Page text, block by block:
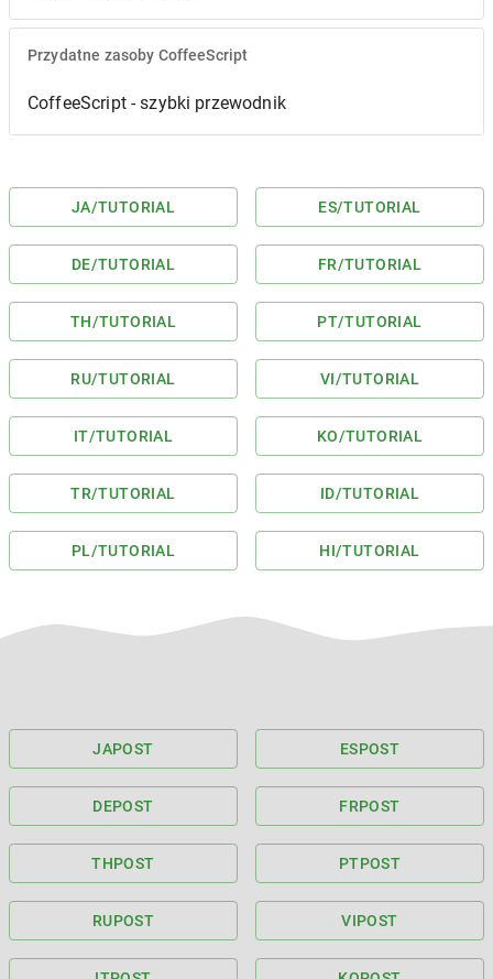
Przydatne zasoby CoffeeScript
CoffeeScript - szybki przewodnik
JA/TUTORIAL ES/TUTORIAL
DE/TUTORIAL FR/TUTORIAL
TH/TUTORIAL PT/TUTORIAL
RU/TUTORIAL VI/TUTORIAL
IT/TUTORIAL KO/TUTORIAL
TR/TUTORIAL ID/TUTORIAL
PL/TUTORIAL HI/TUTORIAL
JAPOST ESPOST
DEPOST FRPOST
THPOST PTPOST
RUPOST VIPOST